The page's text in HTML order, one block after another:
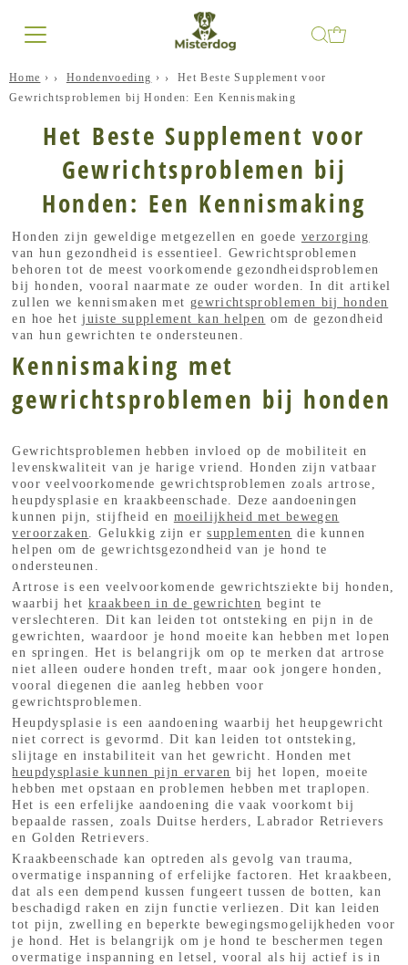
Home › Hondenvoeding ›
Het Beste Supplement voor
Gewrichtsproblemen bij Honden: Een Kennismaking
Het Beste Supplement voor
Gewrichtsproblemen bij
Honden: Een Kennismaking
Honden zijn geweldige metgezellen en goede verzorging
van hun gezondheid is essentieel. Gewrichtsproblemen
behoren tot de meest voorkomende gezondheidsproblemen
bij honden, vooral naarmate ze ouder worden. In dit artikel
zullen we kennismaken met gewrichtsproblemen bij honden
en hoe hetjuiste supplement kan helpen om de gezondheid
van hun gewrichten te ondersteunen.
Kennismaking met
gewrichtsproblemen bij honden
Gewrichtsproblemen hebben invloed op de mobiliteit en
levenskwaliteit van je harige vriend. Honden zijn vatbaar
voor veelvoorkomende gewrichtsproblemen zoals artrose,
heupdysplasie en kraakbeenschade. Deze aandoeningen
kunnen pijn, stijfheid en moeilijkheid met bewegen
veroorzaken
. Gelukkig zijn ersupplementen die kunnen
helpen om de gewrichtsgezondheid van je hond te
ondersteunen.
Artrose is een veelvoorkomende gewrichtsziekte bij honden,
waarbij het kraakbeen in de gewrichten begint te
verslechteren. Dit kan leiden tot ontsteking en pijn in de
gewrichten, waardoor je hond moeite kan hebben met lopen
en springen. Het is belangrijk om op te merken dat artrose
niet alleen oudere honden treft, maar ook jongere honden,
vooral diegenen die aanleg hebben voor
gewrichtsproblemen.
Heupdysplasie is een aandoening waarbij het heupgewricht
niet correct is gevormd. Dit kan leiden tot ontsteking,
slijtage en instabiliteit van het gewricht. Honden met
heupdysplasie kunnen pijn ervaren bij het lopen, moeite
hebben met opstaan ​​en problemen hebben met traplopen.
Het is een erfelijke aandoening die vaak voorkomt bij
bepaalde rassen, zoals Duitse herders, Labrador Retrievers
en Golden Retrievers.
Kraakbeenschade kan optreden als gevolg van trauma,
overmatige inspanning of erfelijke factoren. Het kraakbeen,
dat als een dempend kussen fungeert tussen de botten, kan
beschadigd raken en zijn functie verliezen. Dit kan leiden
tot pijn, zwelling en beperkte bewegingsmogelijkheden voor
je hond. Het is belangrijk om je hond te beschermen tegen
overmatige inspanning en letsel, vooral als hij actief is in